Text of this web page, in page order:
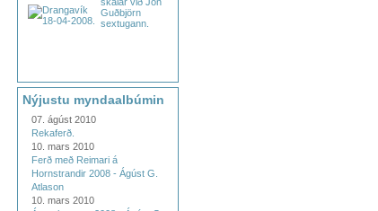
Nýjustu myndaalbúmin
07. ágúst 2010
Rekaferð.
10. mars 2010
Ferð með Reimari á
Hornstrandir 2008 - Ágúst G.
Atlason
10. mars 2010